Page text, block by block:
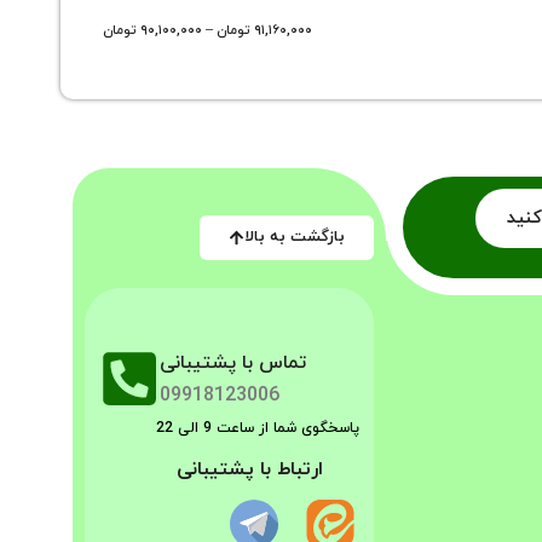
۹۱,۱۶۰,۰۰۰ تومان – ۹۰,۱۰۰,۰۰۰ تومان
بازگشت به بالا
تماس با پشتیبانی
09918123006
پاسخگوی شما از ساعت 9 الی 22
ارتباط با پشتیبانی